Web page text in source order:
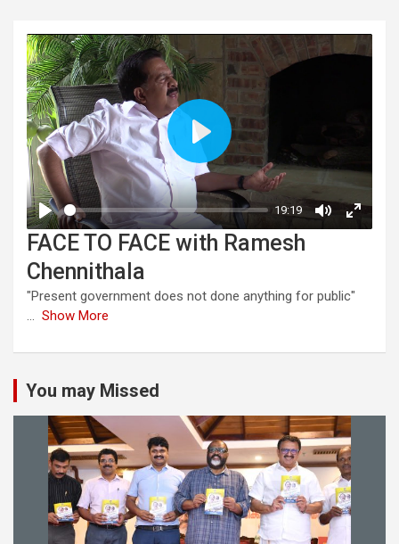
FACE TO FACE with Ramesh
Chennithala
"Present government does not done anything for public"
... Show More
You may Missed